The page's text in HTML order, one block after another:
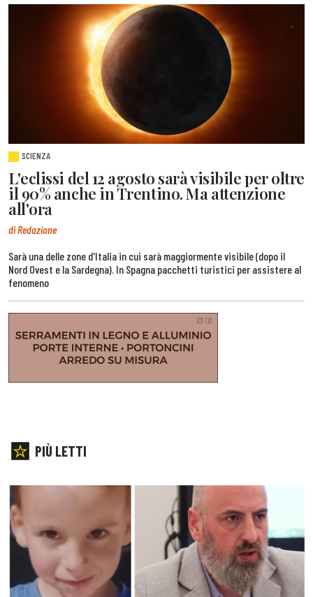
SCIENZA
L'eclissi del 12 agosto sarà visibile per oltre
il 90% anche in Trentino. Ma attenzione
all'ora
di Redazione
Sarà una delle zone d'Italia in cui sarà maggiormente visibile (dopo il
Nord Ovest e la Sardegna). In Spagna pacchetti turistici per assistere al
fenomeno
PIÙ LETTI